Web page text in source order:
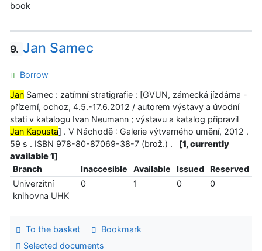
book
9. Jan Samec
Borrow
Jan Samec : zatímní stratigrafie : [GVUN, zámecká jízdárna -
přízemí, ochoz, 4.5.-17.6.2012 / autorem výstavy a úvodní
stati v katalogu Ivan Neumann ; výstavu a katalog připravil
Jan Kapusta] . V Náchodě : Galerie výtvarného umění, 2012 .
59 s . ISBN 978-80-87069-38-7 (brož.) .
[1, currently
available 1]
Branch
Inaccesible Available Issued
Reserved
Univerzitní
knihovna UHK
0 1 0 0
To the basket
Bookmark
Selected documents